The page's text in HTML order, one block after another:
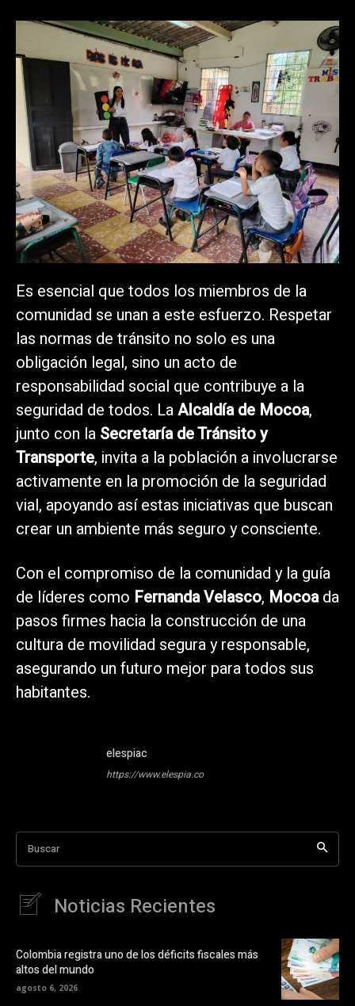
Es esencial que todos los miembros de la
comunidad se unan a este esfuerzo. Respetar
las normas de tránsito no solo es una
obligación legal, sino un acto de
responsabilidad social que contribuye a la
seguridad de todos. LaAlcaldía de Mocoa,
junto con la Secretaría de Tránsito y
Transporte, invita a la población a involucrarse
activamente en la promoción de la seguridad
vial, apoyando así estas iniciativas que buscan
crear un ambiente más seguro y consciente.
Con el compromiso de la comunidad y la guía
de líderes como Fernanda Velasco, Mocoada
pasos firmes hacia la construcción de una
cultura de movilidad segura y responsable,
asegurando un futuro mejor para todos sus
habitantes.
elespiac
https://www.elespia.co
Buscar
Noticias Recientes
Colombia registra uno de los déficits fiscales más
altos del mundo
agosto 6, 2026